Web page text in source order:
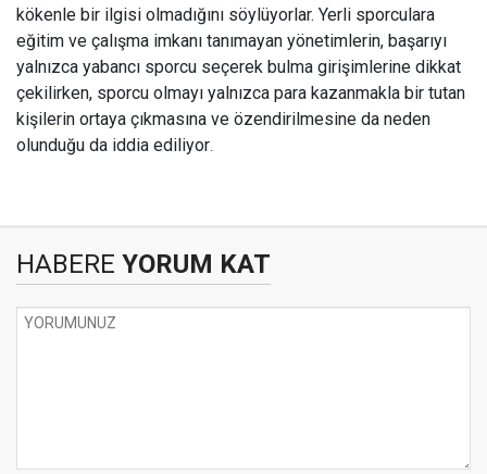
kökenle bir ilgisi olmadığını söylüyorlar. Yerli sporculara
eğitim ve çalışma imkanı tanımayan yönetimlerin, başarıyı
yalnızca yabancı sporcu seçerek bulma girişimlerine dikkat
çekilirken, sporcu olmayı yalnızca para kazanmakla bir tutan
kişilerin ortaya çıkmasına ve özendirilmesine da neden
olunduğu da iddia ediliyor.
HABERE YORUM KAT